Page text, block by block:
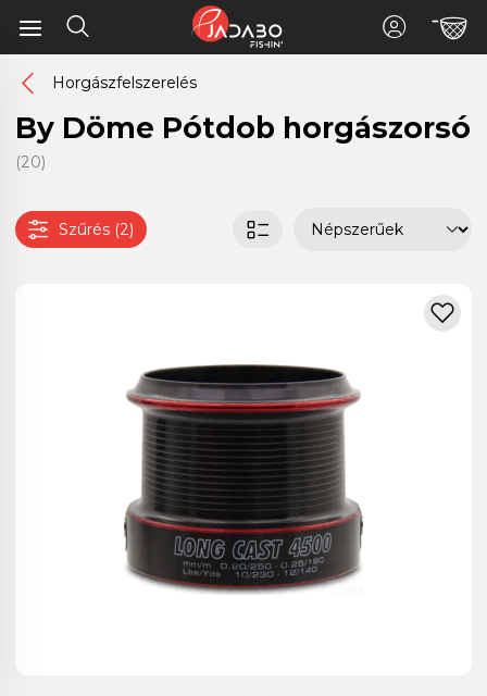
Horgászfelszerelés
By Döme Pótdob horgászorsó
(20)
Szűrés (2)